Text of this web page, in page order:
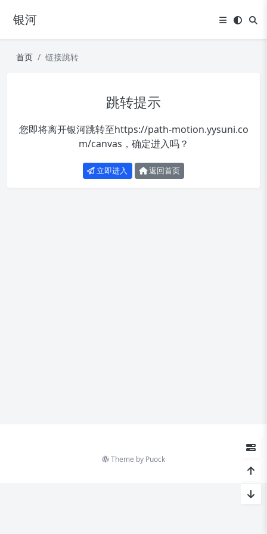
银河
首页 链接跳转
跳转提示
您即将离开银河跳转至https://path-motion.yysuni.co
m/canvas ，确定进入吗？
立即进入 返回首页
Theme by Puock